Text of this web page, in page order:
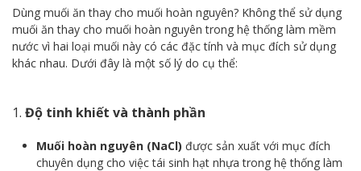
Dùng muối ăn thay cho muối hoàn nguyên? Không thể sử dụng
muối ăn thay cho muối hoàn nguyên trong hệ thống làm mềm
nước vì hai loại muối này có các đặc tính và mục đích sử dụng
khác nhau. Dưới đây là một số lý do cụ thể:
1. Độ tinh khiết và thành phần
Muối hoàn nguyên (NaCl) được sản xuất với mục đích
chuyên dụng cho việc tái sinh hạt nhựa trong hệ thống làm